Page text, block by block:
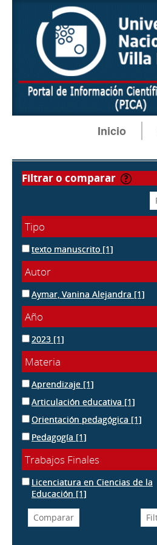
Inicio
filtrar o comparar
Tipo
texto manuscrito [1]
Autor
Aymar, Vanina Alejandra [1]
Año
2023 [1]
Materia
Aprendizaje [1]
Articulación educativa [1]
Orientación pedagógica [1]
Pedagogía [1]
Trabajos Finales
Licenciatura en Ciencias de la
Educación [1]